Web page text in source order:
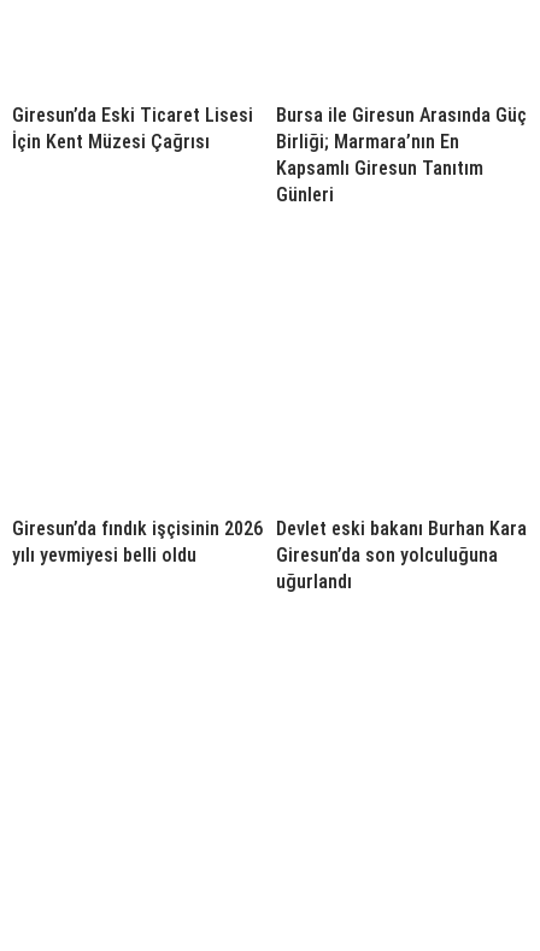
Giresun’da Eski Ticaret Lisesi
İçin Kent Müzesi Çağrısı
Bursa ile Giresun Arasında Güç
Birliği; Marmara’nın En
Kapsamlı Giresun Tanıtım
Günleri
Giresun’da fındık işçisinin 2026
yılı yevmiyesi belli oldu
Devlet eski bakanı Burhan Kara
Giresun’da son yolculuğuna
uğurlandı